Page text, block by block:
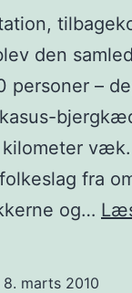
den
personer –
fra
og…
8. marts 2010